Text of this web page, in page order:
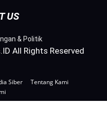
US
& Politik
All Rights Reserved
Siber
Tentang Kami